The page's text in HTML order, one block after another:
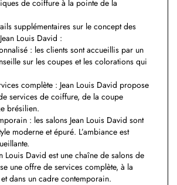
de coiffure à la pointe de la
supplémentaires sur le concept des
Louis David :
: les clients sont accueillis par un
sur les coupes et les colorations qui
complète : Jean Louis David propose
services de coiffure, de la coupe
brésilien.
: les salons Jean Louis David sont
moderne et épuré. L’ambiance est
Louis David est une chaîne de salons de
une offre de services complète, à la
dans un cadre contemporain.